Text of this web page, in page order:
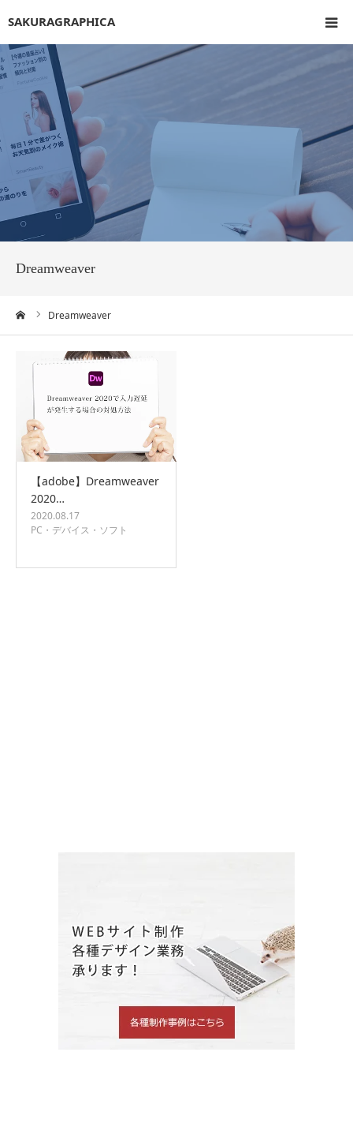
SAKURAGRAPHICA
Dreamweaver
Dreamweaver
【adobe】Dreamweaver
2020…
2020.08.17
PC・デバイス・ソフト
ホーム
WEB制作
各種デザイン
制作事例